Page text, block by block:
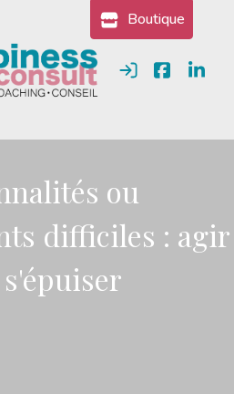
Boutique
Se connecter
ou
difficiles : agir